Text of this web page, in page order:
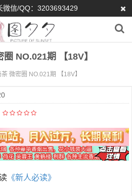
微信/QQ：3203693429
NO.021期 【18V】
微密圈 NO.021期 【18V】
《新人必读》